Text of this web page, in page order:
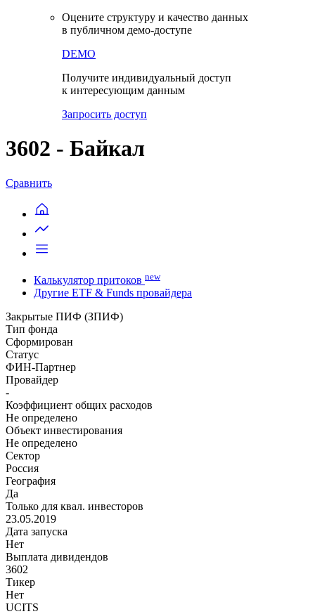
Оцените структуру и качество данных
в публичном демо-доступе
DEMO
Получите индивидуальный доступ
к интересующим данным
Запросить доступ
3602 - Байкал
Сравнить
Калькулятор притоков new
Другие ETF & Funds провайдера
Закрытые ПИФ (ЗПИФ)
Тип фонда
Сформирован
Статус
ФИН-Партнер
Провайдер
-
Коэффициент общих расходов
Не определено
Объект инвестирования
Не определено
Сектор
Россия
География
Да
Только для квал. инвесторов
23.05.2019
Дата запуска
Нет
Выплата дивидендов
3602
Тикер
Нет
UCITS